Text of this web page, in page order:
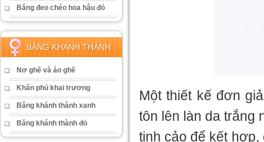
Băng đeo chéo hoa hậu đỏ
BĂNG KHÁNH THÀNH
Nơ ghế và áo ghế
Khăn phủ khai trương
Băng khánh thành xanh
Băng khánh thành đỏ
Một thiết kế đơn
tôn lên làn da trắng
tinh cảo để kết